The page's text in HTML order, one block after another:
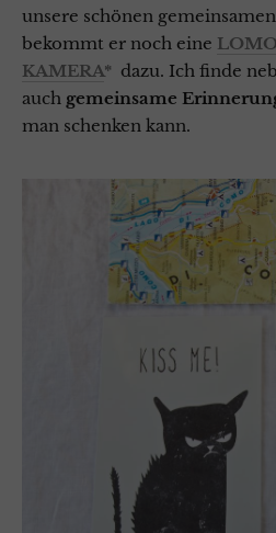
unsere schönen
bekommt er noch eine
KAMERA* dazu. Ich finde
auch gemeinsame
man schenken kann.